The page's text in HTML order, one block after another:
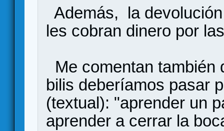
Además, la
les cobran dinero por
Me comentan también
bilis deberíamos pasar
(textual): "aprender un
aprender a cerrar la